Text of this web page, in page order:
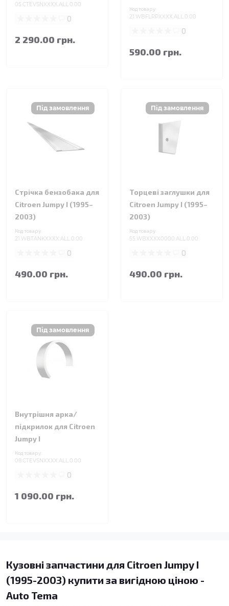
05.CTEVSNXXXX.ALL.0.00
0
2 290.00 грн.
Код товару:
21.WBFLRPXXXX.ALL.0.00
0
590.00 грн.
Стрічка бензобака для
Citroen Jumpy I (1995–
2003)
Код товару:
21.WBTANKXXXX.ALL.0.00
0
490.00 грн.
Торцеві заглушки для
Citroen Jumpy I (1995–
2003)
Код товару:
55.WBXXXX0000.ALL.0.00
0
490.00 грн.
Внутрішня арка/
підкрилок для Citroen
Jumpy I
Код товару:
08.CTEVSNXXXX.ALL.0.00
0
1 090.00 грн.
Кузовні запчастини для Citroen Jumpy I
(1995-2003) купити за вигідною ціною -
Auto Tema